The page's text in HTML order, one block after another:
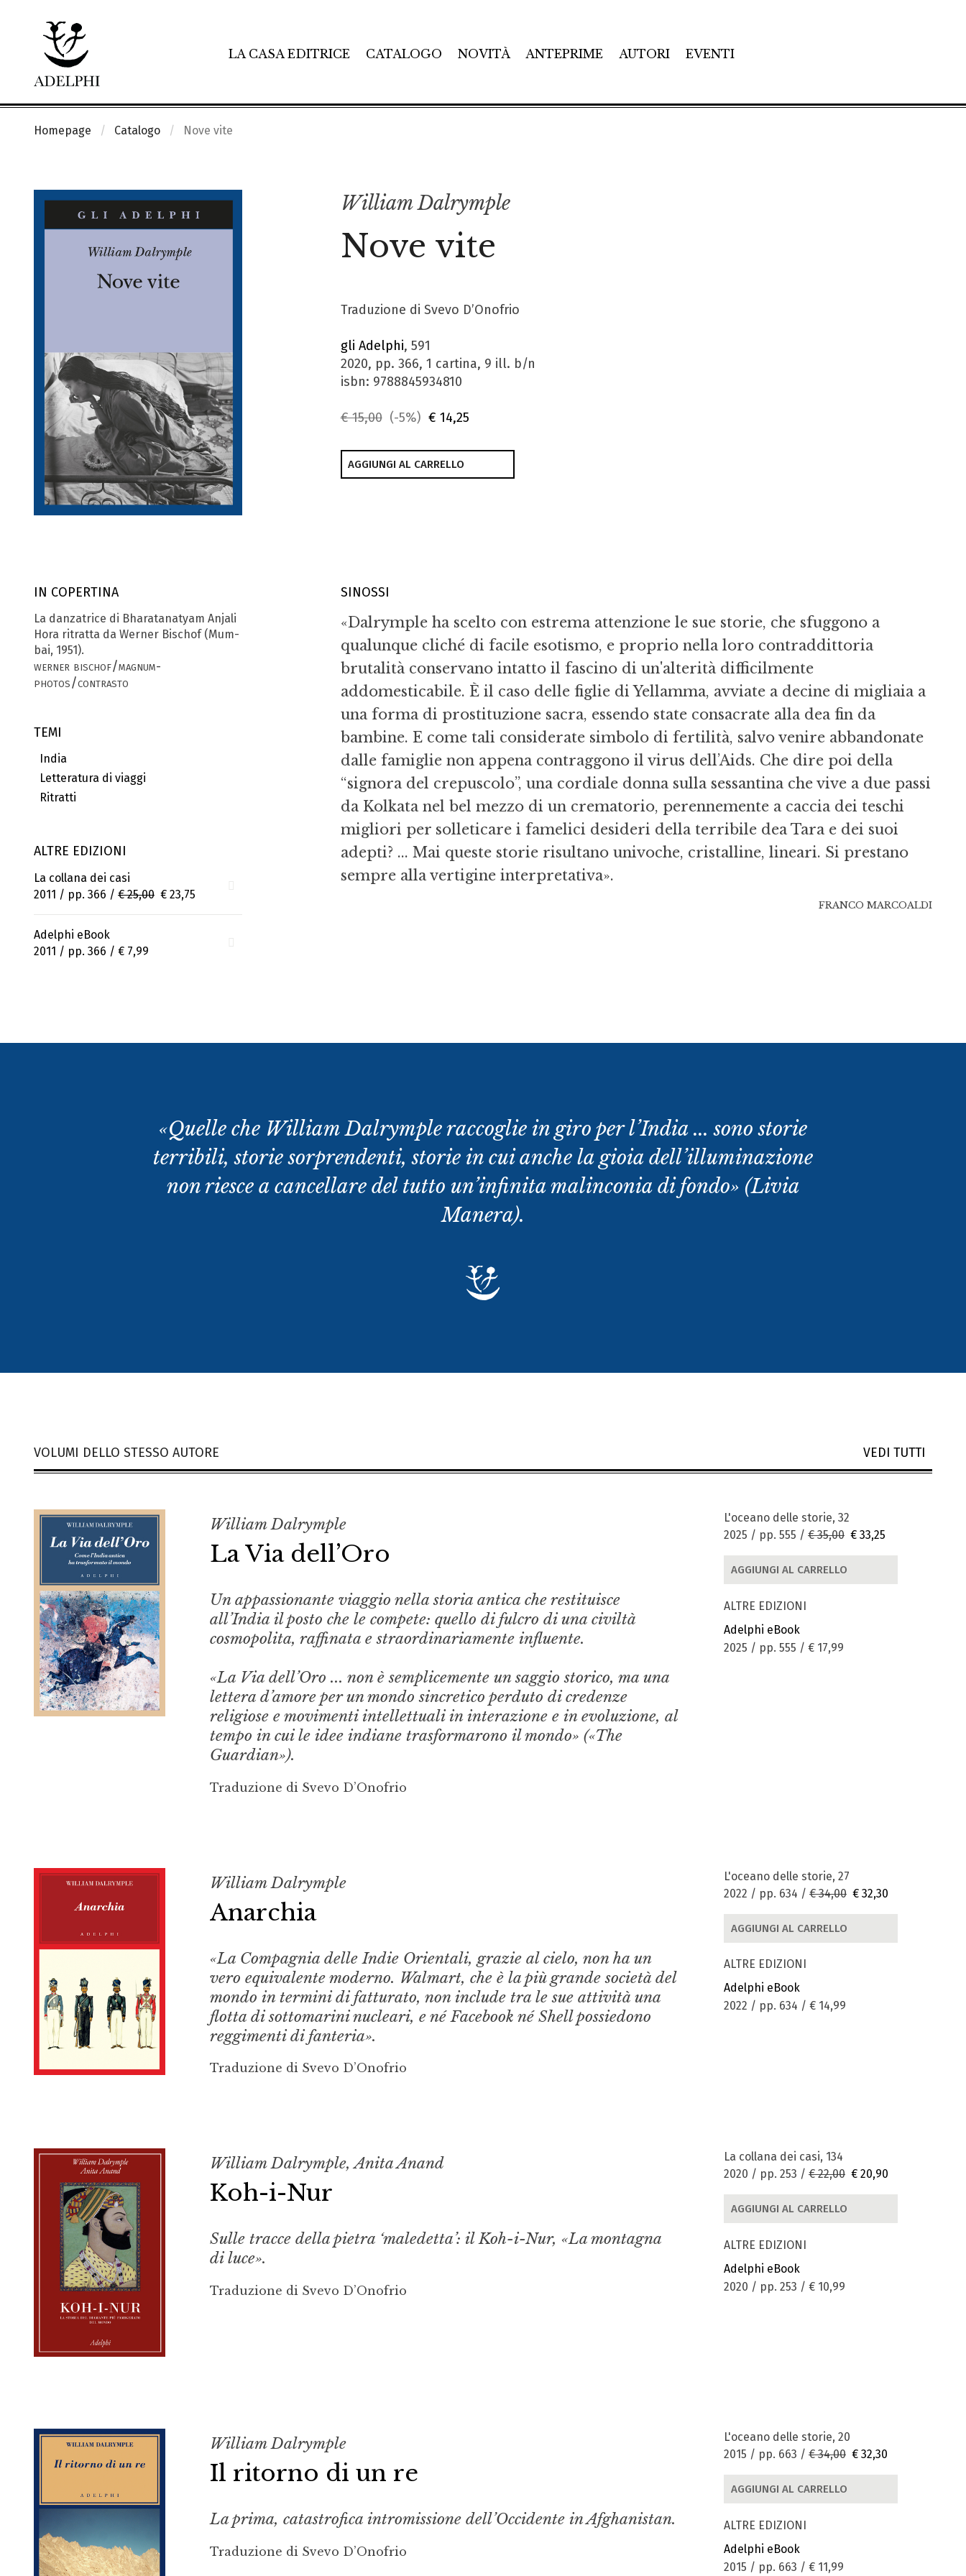
LA CASA EDITRICE CATALOGO NOVITÀ ANTEPRIME AUTORI EVENTI
Homepage Catalogo Nove vite
William Dalrymple
Nove vite
Traduzione di Svevo D’Onofrio
gli Adelphi, 591
2020, pp. 366, 1 cartina, 9 ill. b/n
isbn: 9788845934810
€ 15,00 (-5%) € 14,25
AGGIUNGI AL CARRELLO
IN COPERTINA
La danzatrice di Bharatanatyam Anjali
Hora ri­tratta da Werner Bischof (Mum­
bai, 1951).
werner bischof/magnum-
photos/contrasto
TEMI
India
Letteratura di viaggi
Ritratti
ALTRE EDIZIONI
La collana dei casi
2011 / pp. 366 / € 25,00 € 23,75
Adelphi eBook
2011 / pp. 366 / € 7,99
SINOSSI
«Dalrymple ha scelto con estrema attenzione le sue storie, che sfuggono a
qualunque cliché di fa­cile esotismo, e proprio nella loro contraddittoria
brutalità conservano intatto il fascino di un'alte­rità difficilmente
addomesticabile. È il caso del­le figlie di Yellamma, avviate a decine di migliaia a
una forma di prostituzione sacra, essendo state consacrate alla dea fin da
bambine. E come tali considerate simbolo di fertilità, salvo venire ab­bandonate
dalle famiglie non appena contraggo­no il virus dell’Aids. Che dire poi della
“signora del crepuscolo”, una cordiale donna sulla sessan­tina che vive a due passi
da Kolkata nel bel mezzo di un crematorio, perennemente a caccia dei te­schi
migliori per solleticare i famelici desideri del­la terribile dea Tara e dei suoi
adepti? ... Mai que­ste storie risultano univoche, cristalline, lineari. Si prestano
sempre alla vertigine interpretativa».
FRANCO MARCOALDI
«Quelle che William Dalrymple raccoglie in giro per l’India ... sono storie
terribili, storie sorprendenti, storie in cui anche la gioia dell’illuminazione
non riesce a cancellare del tutto un’infinita malinconia di fondo» (Livia
Manera).
VOLUMI DELLO STESSO AUTORE VEDI TUTTI
William Dalrymple
La Via dell’Oro
Un appassionante viaggio nella storia antica che restituisce
all’India il posto che le compete: quello di fulcro di una civiltà
cosmopolita, raffinata e straordinariamente influente.
«La Via dell’Oro ... non è semplicemente un saggio storico, ma una
lettera d’amore per un mondo sincretico perduto di credenze
religiose e movimenti intellettuali in interazione e in evoluzione, al
tempo in cui le idee indiane trasformarono il mondo» («The
Guardian»).
Traduzione di Svevo D’Onofrio
L'oceano delle storie, 32
2025 / pp. 555 / € 35,00 € 33,25
AGGIUNGI AL CARRELLO
ALTRE EDIZIONI
Adelphi eBook
2025 / pp. 555 / € 17,99
William Dalrymple
Anarchia
«La Compagnia delle Indie Orientali, grazie al cielo, non ha un
vero equivalente moderno. Walmart, che è la più grande società del
mondo in termini di fatturato, non include tra le sue attività una
flotta di sottomarini nucleari, e né Facebook né Shell possiedono
reggimenti di fanteria».
Traduzione di Svevo D’Onofrio
L'oceano delle storie, 27
2022 / pp. 634 / € 34,00 € 32,30
AGGIUNGI AL CARRELLO
ALTRE EDIZIONI
Adelphi eBook
2022 / pp. 634 / € 14,99
William Dalrymple, Anita Anand
Koh-i-Nur
Sulle tracce della pietra ‘maledetta’: il Koh-i-Nur, «La montagna
di luce».
Traduzione di Svevo D’Onofrio
La collana dei casi, 134
2020 / pp. 253 / € 22,00 € 20,90
AGGIUNGI AL CARRELLO
ALTRE EDIZIONI
Adelphi eBook
2020 / pp. 253 / € 10,99
William Dalrymple
Il ritorno di un re
La prima, catastrofica intromissione dell’Occidente in Afghanistan.
Traduzione di Svevo D’Onofrio
L'oceano delle storie, 20
2015 / pp. 663 / € 34,00 € 32,30
AGGIUNGI AL CARRELLO
ALTRE EDIZIONI
Adelphi eBook
2015 / pp. 663 / € 11,99